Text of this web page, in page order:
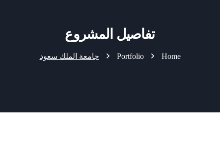
تفاصيل المشروع
Home
Portfolio جامعة الملك سعود